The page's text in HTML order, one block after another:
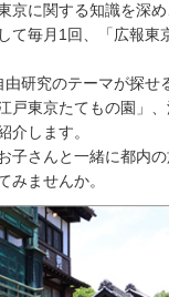
京に関する知識を深
て毎月1回、「広報東
研究のテーマが探せ
戸東京たてもの園」
介します。
子さんと一緒に都内
みませんか。